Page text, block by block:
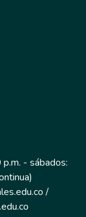
- sábados:
/